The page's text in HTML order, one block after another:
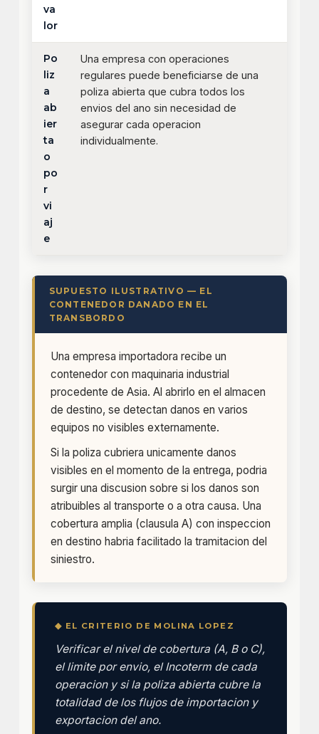
va
lor
Po
liz
a
ab
ier
ta
o
po
r
vi
aj
e
Una empresa con operaciones
regulares puede beneficiarse de una
poliza abierta que cubra todos los
envios del ano sin necesidad de
asegurar cada operacion
individualmente.
SUPUESTO ILUSTRATIVO — EL
CONTENEDOR DANADO EN EL
TRANSBORDO
Una empresa importadora recibe un
contenedor con maquinaria industrial
procedente de Asia. Al abrirlo en el almacen
de destino, se detectan danos en varios
equipos no visibles externamente.
Si la poliza cubriera unicamente danos
visibles en el momento de la entrega, podria
surgir una discusion sobre si los danos son
atribuibles al transporte o a otra causa. Una
cobertura amplia (clausula A) con inspeccion
en destino habria facilitado la tramitacion del
siniestro.
◆ EL CRITERIO DE MOLINA LOPEZ
Verificar el nivel de cobertura (A, B o C),
el limite por envio, el Incoterm de cada
operacion y si la poliza abierta cubre la
totalidad de los flujos de importacion y
exportacion del ano.